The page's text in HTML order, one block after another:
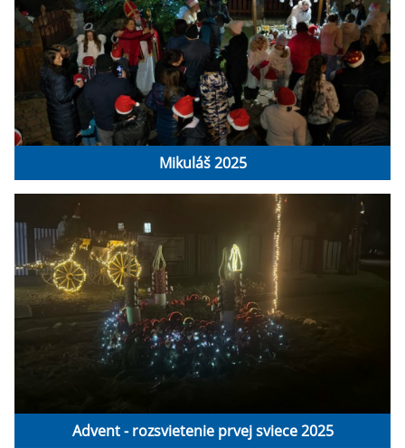
Mikuláš 2025
Advent - rozsvietenie prvej sviece 2025